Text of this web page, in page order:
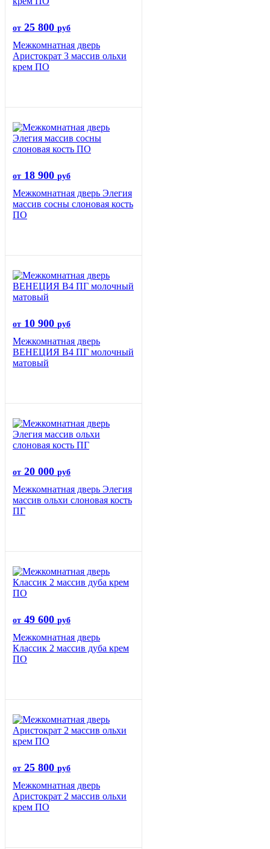
от 25 800 руб
Межкомнатная дверь
Аристократ 3 массив ольхи
крем ПО
от 18 900 руб
Межкомнатная дверь Элегия
массив сосны слоновая кость
ПО
от 10 900 руб
Межкомнатная дверь
ВЕНЕЦИЯ B4 ПГ молочный
матовый
от 20 000 руб
Межкомнатная дверь Элегия
массив ольхи слоновая кость
ПГ
от 49 600 руб
Межкомнатная дверь
Классик 2 массив дуба крем
ПО
от 25 800 руб
Межкомнатная дверь
Аристократ 2 массив ольхи
крем ПО